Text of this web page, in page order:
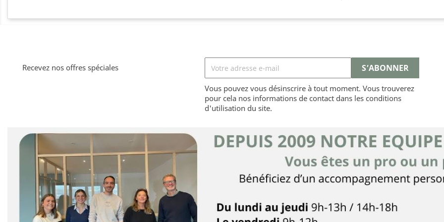
Recevez nos offres spéciales
Vous pouvez vous désinscrire à tout moment. Vous trouverez
pour cela nos informations de contact dans les conditions
d'utilisation du site.